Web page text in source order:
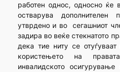
работен однос, односно ќе
остварува дополнителен
утврдено и во сегашниот
задира во веќе стекнатото
дека тие ниту се
користењето на
инвалидското